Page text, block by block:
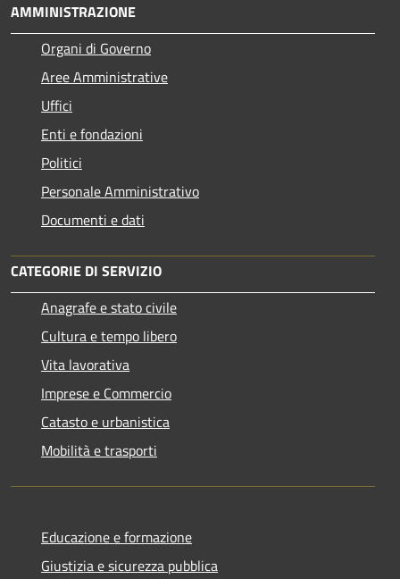
AMMINISTRAZIONE
Organi di Governo
Aree Amministrative
Uffici
Enti e fondazioni
Politici
Personale Amministrativo
Documenti e dati
CATEGORIE DI SERVIZIO
Anagrafe e stato civile
Cultura e tempo libero
Vita lavorativa
Imprese e Commercio
Catasto e urbanistica
Mobilità e trasporti
Educazione e formazione
Giustizia e sicurezza pubblica